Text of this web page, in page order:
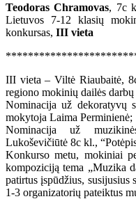
Teodoras Chramovas, 7c
Lietuvos 7-12 klasių
konkursas, III vieta
III vieta – Viltė Riaubaitė,
regiono mokinių dailės
Nominacija už dekoratyvų
mokytoja Laima Perminienė;
Nominacija už
Lukoševičiūtė 8c kl.,
Konkurso metu, mokiniai
kompoziciją tema „Muzika
patirtus įspūdžius,
1-3 organizatorių pateiktus